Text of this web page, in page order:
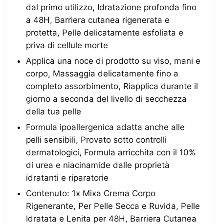
dal primo utilizzo, Idratazione profonda fino
a 48H, Barriera cutanea rigenerata e
protetta, Pelle delicatamente esfoliata e
priva di cellule morte
Applica una noce di prodotto su viso, mani e
corpo, Massaggia delicatamente fino a
completo assorbimento, Riapplica durante il
giorno a seconda del livello di secchezza
della tua pelle
Formula ipoallergenica adatta anche alle
pelli sensibili, Provato sotto controlli
dermatologici, Formula arricchita con il 10%
di urea e niacinamide dalle proprietà
idratanti e riparatorie
Contenuto: 1x Mixa Crema Corpo
Rigenerante, Per Pelle Secca e Ruvida, Pelle
Idratata e Lenita per 48H, Barriera Cutanea